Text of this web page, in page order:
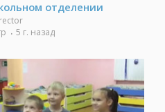
отделении
5 г. назад